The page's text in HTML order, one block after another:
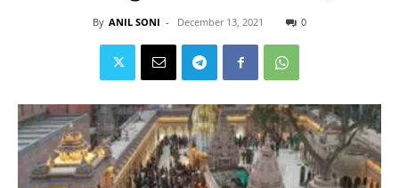
By ANIL SONI - December 13, 2021 0